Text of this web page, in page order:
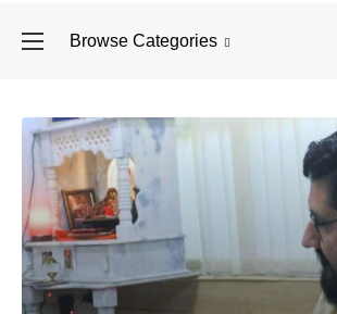
Browse Categories